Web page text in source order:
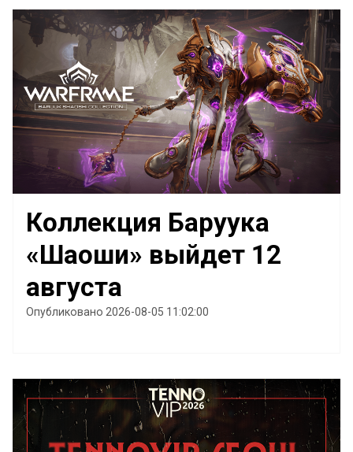
Коллекция Баруука
«Шаоши» выйдет 12
августа
Опубликовано 2026-08-05 11:02:00